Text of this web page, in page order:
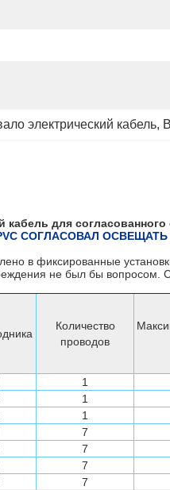
электрический кабель,
кабель для
СОГЛАСОВАЛ
в фиксированные
не был бы вопросом.
Количество
проводов
1
1
1
7
7
7
7